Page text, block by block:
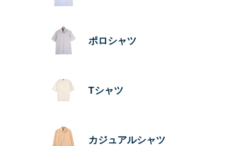
ポロシャツ
Tシャツ
カジュアルシャツ